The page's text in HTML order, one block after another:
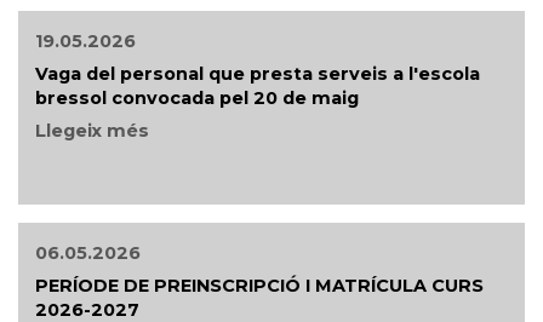
19.05.2026
Vaga del personal que presta serveis a l'escola
bressol convocada pel 20 de maig
Llegeix més
06.05.2026
PERÍODE DE PREINSCRIPCIÓ I MATRÍCULA CURS
2026-2027